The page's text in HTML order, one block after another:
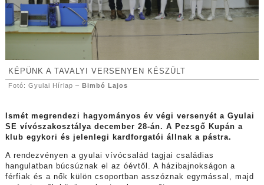
KÉPÜNK A TAVALYI VERSENYEN KÉSZÜLT
Fotó: Gyulai Hírlap – Bimbó Lajos
Ismét megrendezi hagyományos év végi versenyét a Gyulai
SE vívószakosztálya december 28-án. A Pezsgő Kupán a
klub egykori és jelenlegi kardforgatói állnak a pástra.
A rendezvényen a gyulai vívócsalád tagjai családias
hangulatban búcsúznak el az óévtől. A házibajnokságon a
férfiak és a nők külön csoportban asszóznak egymással, majd